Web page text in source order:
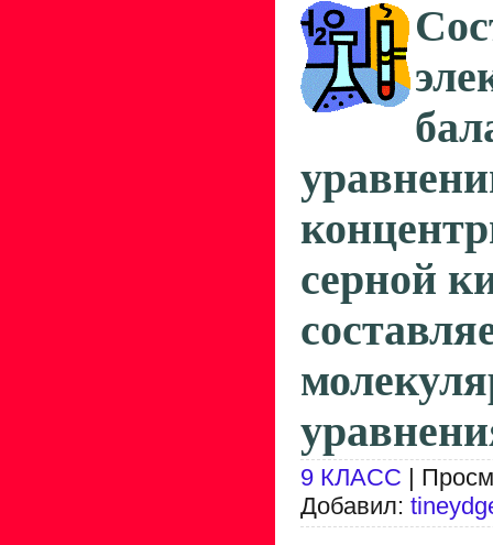
серной
9 КЛАСС |
Добавил: